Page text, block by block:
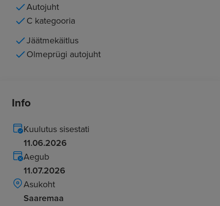
Autojuht
C kategooria
Jäätmekäitlus
Olmeprügi autojuht
Info
Kuulutus sisestati
11.06.2026
Aegub
11.07.2026
Asukoht
Saaremaa